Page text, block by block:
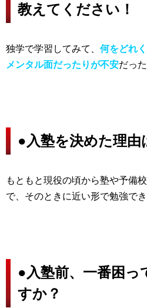
教えてください！
独学で学習してみて、 何をどれ
メンタル面だったりが不安だった
●入塾を決めた理由
もともと現役の頃から塾や予備
で、そのときに近い形で勉強で
●入塾前、一番困
すか？